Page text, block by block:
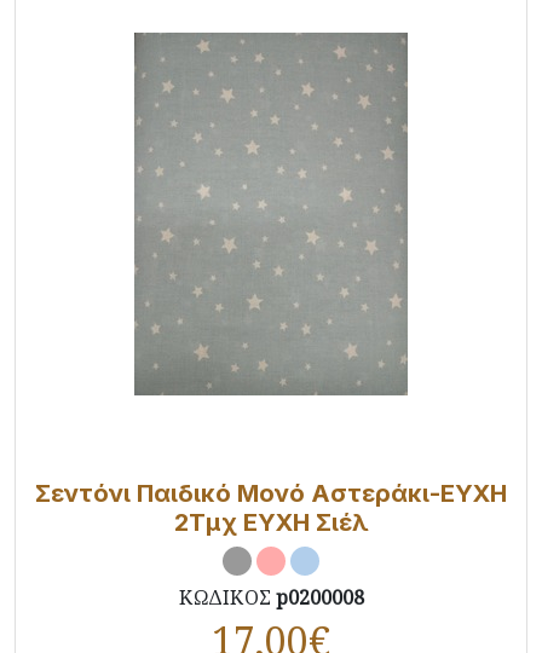
Σεντόνι Παιδικό Μονό Αστεράκι-ΕΥΧΗ
2Τμχ ΕΥΧΗ Σιέλ
ΚΩΔΙΚΟΣ p0200008
17,00€